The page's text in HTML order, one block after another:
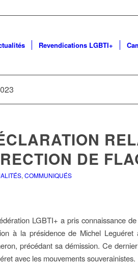
Revendications LGBTI+
DE
, COMMUNIQUÉS
LGBTI+ a pris connaissance
à la présidence de Michel
précédant sa démission. Ce
avec les mouvements souverainistes.